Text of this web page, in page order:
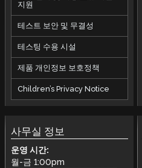
지원
테스트 보안 및 무결성
테스팅 수용 시설
제품 개인정보 보호정책
Children’s Privacy Notice
사무실 정보
운영 시간:
월-금 1:00pm